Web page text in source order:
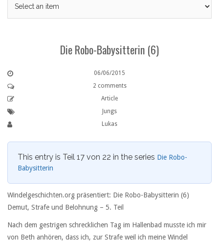
Die Robo-Babysitterin (6)
06/06/2015
2 comments
Article
Jungs
Lukas
This entry is Teil 17 von 22 in the series Die Robo-
Babysitterin
Windelgeschichten.org präsentiert: Die Robo-Babysitterin (6)
Demut, Strafe und Belohnung – 5. Teil
Nach dem gestrigen schrecklichen Tag im Hallenbad musste ich mir
von Beth anhören, dass ich, zur Strafe weil ich meine Windel